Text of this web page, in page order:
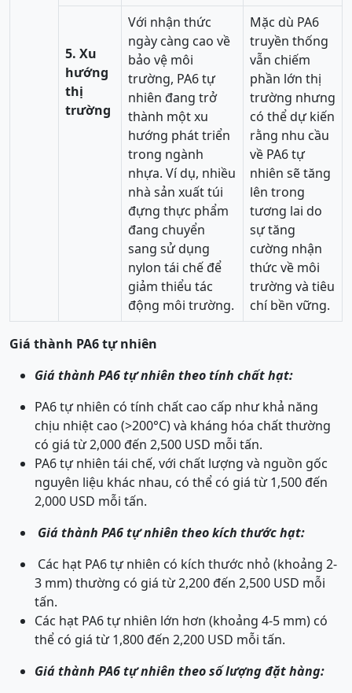
5. Xu
hướng
thị
trường
Với nhận thức
ngày càng cao về
bảo vệ môi
trường, PA6 tự
nhiên đang trở
thành một xu
hướng phát triển
trong ngành
nhựa. Ví dụ, nhiều
nhà sản xuất túi
đựng thực phẩm
đang chuyển
sang sử dụng
nylon tái chế để
giảm thiểu tác
động môi trường.
Mặc dù PA6
truyền thống
vẫn chiếm
phần lớn thị
trường nhưng
có thể dự kiến
rằng nhu cầu
về PA6 tự
nhiên sẽ tăng
lên trong
tương lai do
sự tăng
cường nhận
thức về môi
trường và tiêu
chí bền vững.
Giá thành PA6 tự nhiên
Giá thành PA6 tự nhiên theo tính chất hạt:
PA6 tự nhiên có tính chất cao cấp như khả năng
chịu nhiệt cao (>200°C) và kháng hóa chất thường
có giá từ 2,000 đến 2,500 USD mỗi tấn.
PA6 tự nhiên tái chế, với chất lượng và nguồn gốc
nguyên liệu khác nhau, có thể có giá từ 1,500 đến
2,000 USD mỗi tấn.
Giá thành PA6 tự nhiên theo kích thước hạt:
Các hạt PA6 tự nhiên có kích thước nhỏ (khoảng 2-
3 mm) thường có giá từ 2,200 đến 2,500 USD mỗi
tấn.
Các hạt PA6 tự nhiên lớn hơn (khoảng 4-5 mm) có
thể có giá từ 1,800 đến 2,200 USD mỗi tấn.
Giá thành PA6 tự nhiên theo số lượng đặt hàng: